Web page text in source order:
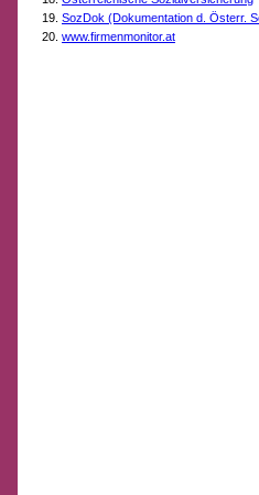
SozDok (Dokumentation d. Österr.
www.firmenmonitor.at